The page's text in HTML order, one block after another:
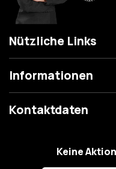
Nützliche Links
Informationen
Kontaktdaten
Keine